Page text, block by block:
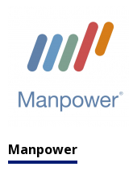
Manpower